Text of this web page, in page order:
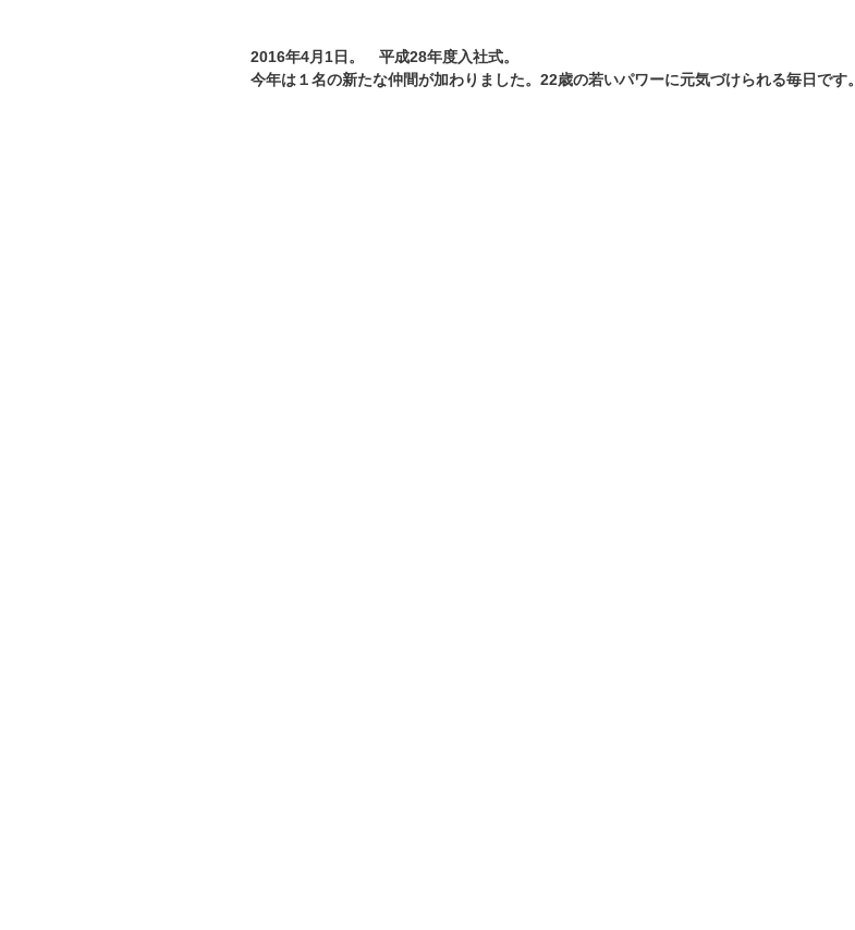
2016年4月1日。　平成28年度入社式。
今年は１名の新たな仲間が加わりました。22歳の若いパワーに元気づけられる毎日です。